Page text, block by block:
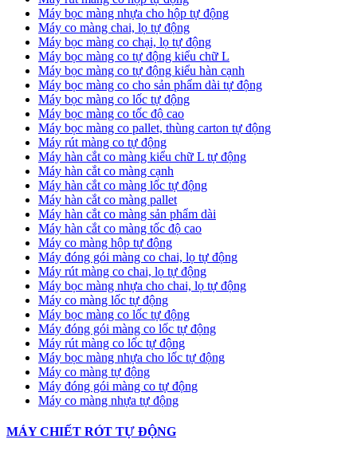
Máy bọc màng nhựa cho hộp tự động
Máy co màng chai, lọ tự động
Máy bọc màng co chại, lọ tự động
Máy bọc màng co tự động kiểu chữ L
Máy bọc màng co tự động kiểu hàn cạnh
Máy bọc màng co cho sản phẩm dài tự động
Máy bọc màng co lốc tự động
​Máy bọc màng co tốc độ cao
Máy bọc màng co pallet, thùng carton tự động
​Máy rút màng co tự động
​Máy hàn cắt co màng kiểu chữ L tự động
​Máy hàn cắt co màng cạnh
​Máy hàn cắt co màng lốc tự động
​Máy hàn cắt co màng pallet
​Máy hàn cắt co màng sản phẩm dài
​Máy hàn cắt co màng tốc độ cao
Máy co màng hộp tự động
Máy đóng gói màng co chai, lọ tự động
Máy rút màng co chai, lọ tự động
Máy bọc màng nhựa cho chai, lọ tự động
Máy co màng lốc tự động
Máy bọc màng co lốc tự động
Máy đóng gói màng co lốc tự động
Máy rút màng co lốc tự động
Máy bọc màng nhựa cho lốc tự động
Máy co màng tự động
Máy đóng gói màng co tự động
Máy co màng nhựa tự động
MÁY CHIẾT RÓT TỰ ĐỘNG